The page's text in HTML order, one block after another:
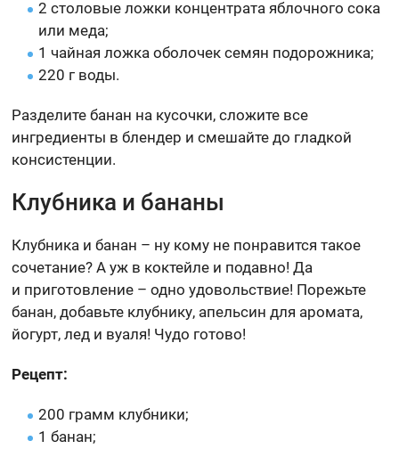
2 столовые ложки концентрата яблочного сока
или меда;
1 чайная ложка оболочек семян подорожника;
220 г воды.
Разделите банан на кусочки, сложите все
ингредиенты в блендер и смешайте до гладкой
консистенции.
Клубника и бананы
Клубника и банан – ну кому не понравится такое
сочетание? А уж в коктейле и подавно! Да
и приготовление – одно удовольствие! Порежьте
банан, добавьте клубнику, апельсин для аромата,
йогурт, лед и вуаля! Чудо готово!
Рецепт:
200 грамм клубники;
1 банан;